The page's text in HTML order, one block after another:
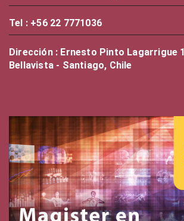
Tel : +56 22 7771036
Dirección : Ernesto Pinto Lagarrigue
Bellavista - Santiago, Chile